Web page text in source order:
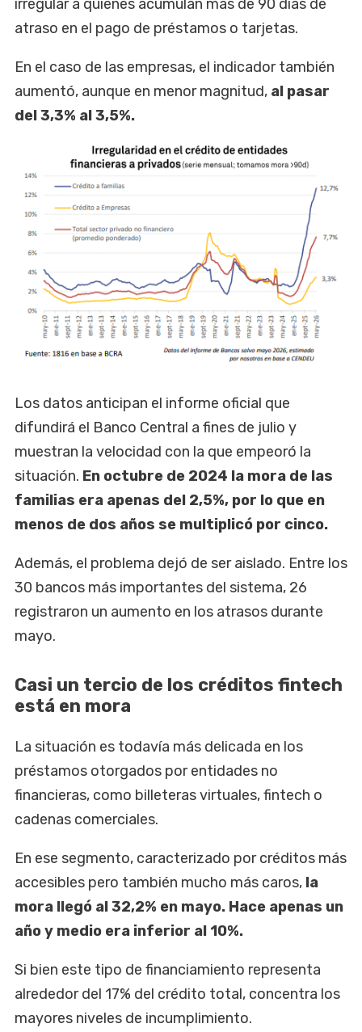
irregular a quienes acumulan más de 90 días de
atraso en el pago de préstamos o tarjetas.
En el caso de las empresas, el indicador también
aumentó, aunque en menor magnitud, al pasar
del 3,3% al 3,5%.
Los datos anticipan el informe oficial que
difundirá el Banco Central a fines de julio y
muestran la velocidad con la que empeoró la
situación. En octubre de 2024 la mora de las
familias era apenas del 2,5%, por lo que en
menos de dos años se multiplicó por cinco.
Además, el problema dejó de ser aislado. Entre los
30 bancos más importantes del sistema, 26
registraron un aumento en los atrasos durante
mayo.
Casi un tercio de los créditos fintech
está en mora
La situación es todavía más delicada en los
préstamos otorgados por entidades no
financieras, como billeteras virtuales, fintech o
cadenas comerciales.
En ese segmento, caracterizado por créditos más
accesibles pero también mucho más caros, la
mora llegó al 32,2% en mayo. Hace apenas un
año y medio era inferior al 10%.
Si bien este tipo de financiamiento representa
alrededor del 17% del crédito total, concentra los
mayores niveles de incumplimiento.